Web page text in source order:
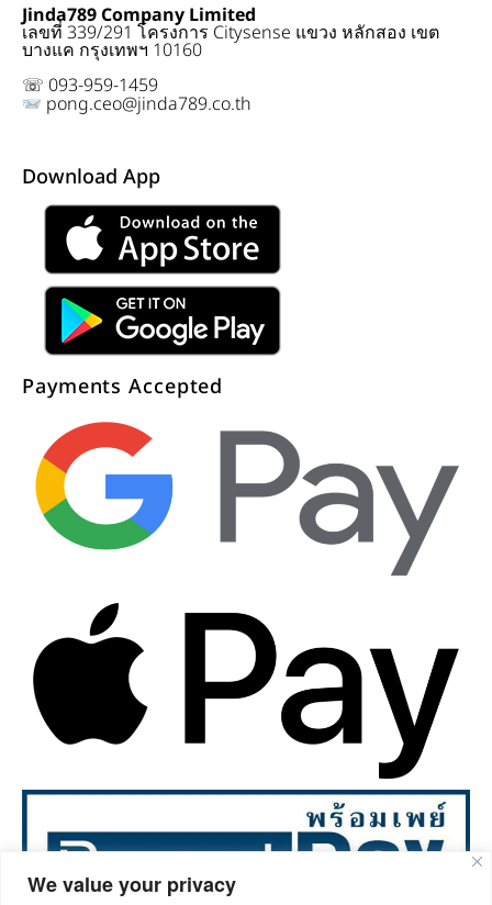
We value your privacy
Jinda789 Company Limited
เลขที่ 339/291 โครงการ Citysense แขวง หลักสอง เขต
บางแค กรุงเทพฯ 10160
☏ 093-959-1459
pong.ceo@jinda789.co.th
Download App
Payments Accepted